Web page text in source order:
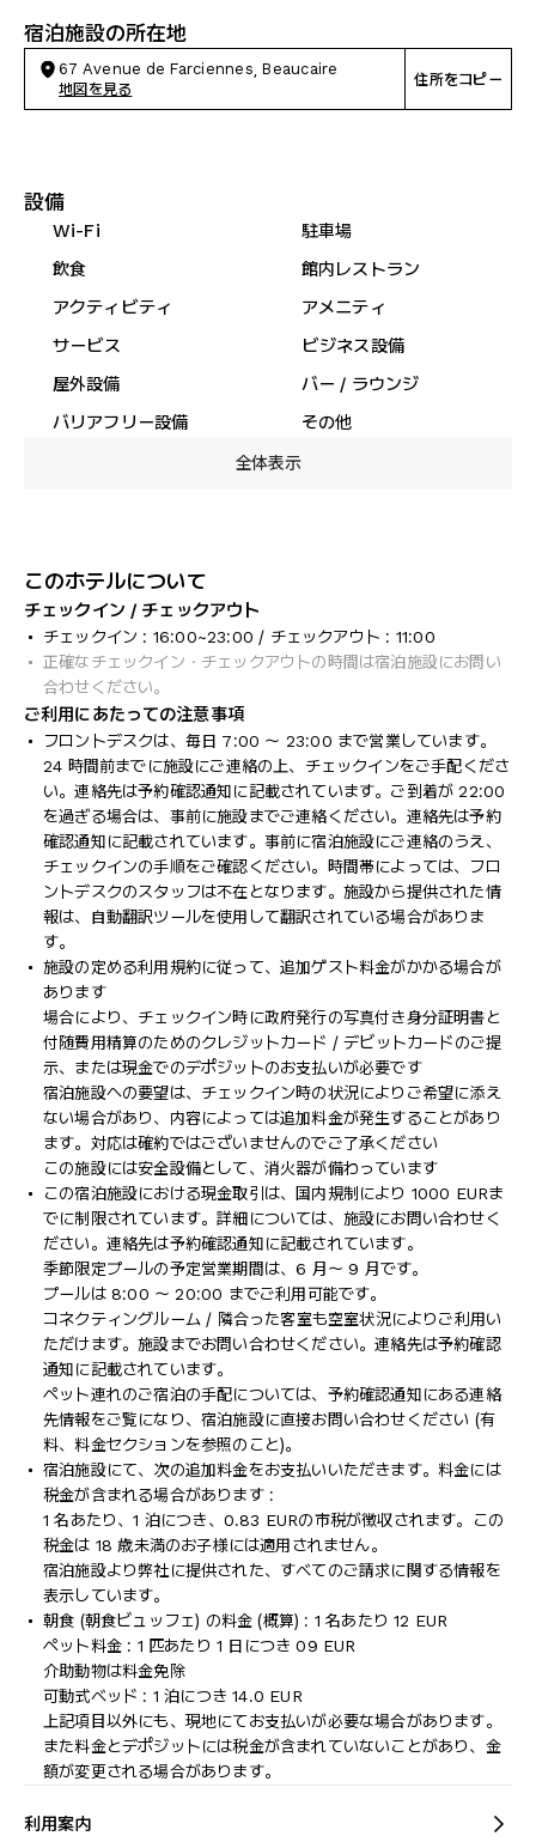
宿泊施設の所在地
67 Avenue de Farciennes, Beaucaire
地図を見る
住所をコピー
設備
Wi-Fi
駐車場
飲食
館内レストラン
アクティビティ
アメニティ
サービス
ビジネス設備
屋外設備
バー / ラウンジ
バリアフリー設備
その他
全体表示
このホテルについて
チェックイン / チェックアウト
チェックイン : 16:00~23:00 / チェックアウト : 11:00
正確なチェックイン・チェックアウトの時間は宿泊施設にお問い
合わせください。
ご利用にあたっての注意事項
フロントデスクは、毎日 7:00 ～ 23:00 まで営業しています。
24 時間前までに施設にご連絡の上、チェックインをご手配くださ
い。連絡先は予約確認通知に記載されています。ご到着が 22:00
を過ぎる場合は、事前に施設までご連絡ください。連絡先は予約
確認通知に記載されています。事前に宿泊施設にご連絡のうえ、
チェックインの手順をご確認ください。時間帯によっては、フロ
ントデスクのスタッフは不在となります。施設から提供された情
報は、自動翻訳ツールを使用して翻訳されている場合がありま
す。
施設の定める利用規約に従って、追加ゲスト料金がかかる場合が
あります
場合により、チェックイン時に政府発行の写真付き身分証明書と
付随費用精算のためのクレジットカード / デビットカードのご提
示、または現金でのデポジットのお支払いが必要です
宿泊施設への要望は、チェックイン時の状況によりご希望に添え
ない場合があり、内容によっては追加料金が発生することがあり
ます。対応は確約ではございませんのでご了承ください
この施設には安全設備として、消火器が備わっています
この宿泊施設における現金取引は、国内規制により 1000 EURま
でに制限されています。詳細については、施設にお問い合わせく
ださい。連絡先は予約確認通知に記載されています。
季節限定プールの予定営業期間は、6 月～ 9 月です。
プールは 8:00 ～ 20:00 までご利用可能です。
コネクティングルーム / 隣合った客室も空室状況によりご利用い
ただけます。施設までお問い合わせください。連絡先は予約確認
通知に記載されています。
ペット連れのご宿泊の手配については、予約確認通知にある連絡
先情報をご覧になり、宿泊施設に直接お問い合わせください (有
料、料金セクションを参照のこと)。
宿泊施設にて、次の追加料金をお支払いいただきます。料金には
税金が含まれる場合があります :
1 名あたり、1 泊につき、0.83 EURの市税が徴収されます。この
税金は 18 歳未満のお子様には適用されません。
宿泊施設より弊社に提供された、すべてのご請求に関する情報を
表示しています。
朝食 (朝食ビュッフェ) の料金 (概算) : 1 名あたり 12 EUR
ペット料金 : 1 匹あたり 1 日につき 09 EUR
介助動物は料金免除
可動式ベッド : 1 泊につき 14.0 EUR
上記項目以外にも、現地にてお支払いが必要な場合があります。
また料金とデポジットには税金が含まれていないことがあり、金
額が変更される場合があります。
利用案内